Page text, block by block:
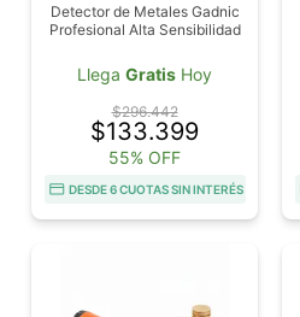
Detector de Metales Gadnic
Profesional Alta Sensibilidad
Llega Gratis Hoy
$296.442
$133.399
55% OFF
DESDE 6 CUOTAS SIN INTERÉS